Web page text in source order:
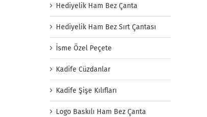
Hediyelik Ham Bez Çanta
Hediyelik Ham Bez Sırt Çantası
İsme Özel Peçete
Kadife Cüzdanlar
Kadife Şişe Kılıfları
Logo Baskılı Ham Bez Çanta